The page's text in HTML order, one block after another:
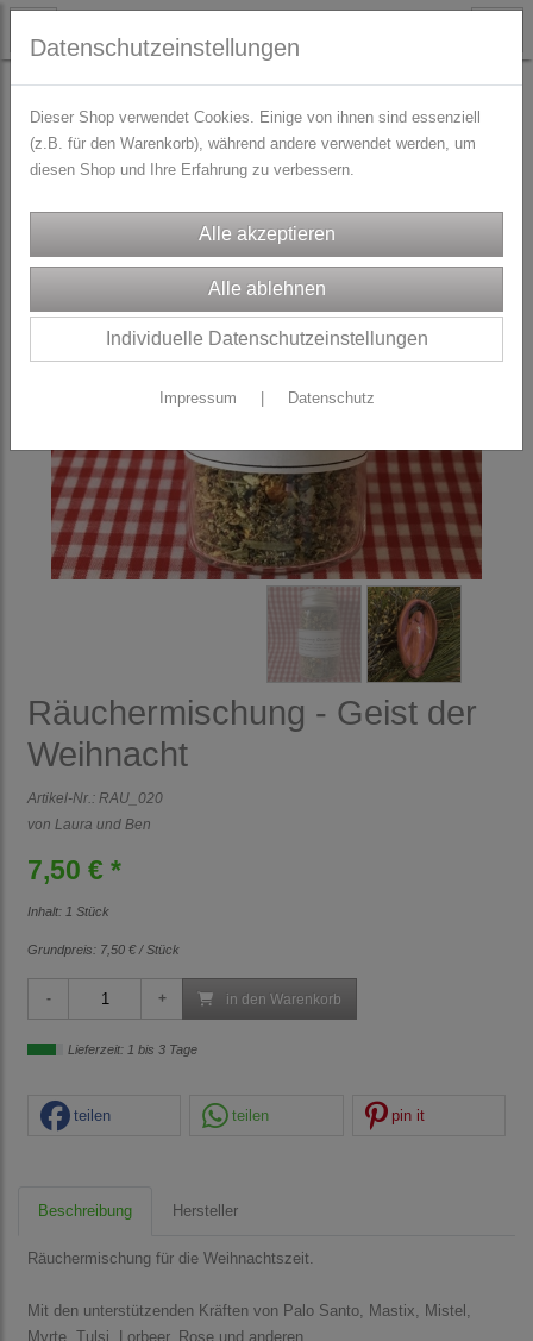
HEILKRÄUTER-KERZEN
Räuchermischung - Geist der
Weihnacht
Artikel-Nr.: RAU_020
von Laura und Ben
7,50 € *
Inhalt: 1 Stück
Grundpreis: 7,50 € / Stück
in den Warenkorb
Lieferzeit: 1 bis 3 Tage
teilen teilen pin it
Beschreibung Hersteller
Räuchermischung für die Weihnachtszeit.
Mit den unterstützenden Kräften von Palo Santo, Mastix, Mistel,
Myrte, Tulsi, Lorbeer, Rose und anderen.
Datenschutzeinstellungen
Dieser Shop verwendet Cookies. Einige von ihnen sind essenziell
(z.B. für den Warenkorb), während andere verwendet werden, um
diesen Shop und Ihre Erfahrung zu verbessern.
Individuelle Datenschutzeinstellungen
Impressum Datenschutz